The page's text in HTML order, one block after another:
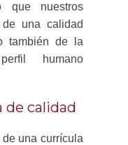
nuestros
una calidad
también de la
humano
de calidad
una currícula